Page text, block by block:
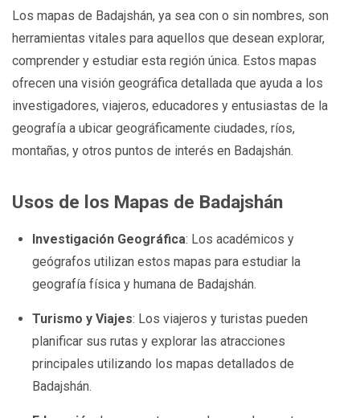
Los mapas de Badajshán, ya sea con o sin nombres, son
herramientas vitales para aquellos que desean explorar,
comprender y estudiar esta región única. Estos mapas
ofrecen una visión geográfica detallada que ayuda a los
investigadores, viajeros, educadores y entusiastas de la
geografía a ubicar geográficamente ciudades, ríos,
montañas, y otros puntos de interés en Badajshán.
Usos de los Mapas de Badajshán
Investigación Geográfica: Los académicos y
geógrafos utilizan estos mapas para estudiar la
geografía física y humana de Badajshán.
Turismo y Viajes: Los viajeros y turistas pueden
planificar sus rutas y explorar las atracciones
principales utilizando los mapas detallados de
Badajshán.